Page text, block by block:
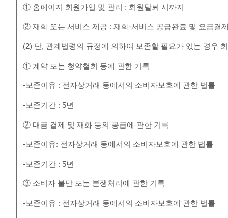
① 홈페이지 회원가입 및 관리 : 회원탈퇴 시까지
② 재화 또는 서비스 제공 : 재화·서비스 공급완료 및 요금결
(2) 단, 관계법령의 규정에 의하여 보존할 필요가 있는 경우
① 계약 또는 청약철회 등에 관한 기록
-보존이유 : 전자상거래 등에서의 소비자보호에 관한 법률
-보존기간 : 5년
② 대금 결제 및 재화 등의 공급에 관한 기록
-보존이유: 전자상거래 등에서의 소비자보호에 관한 법률
-보존기간 : 5년
③ 소비자 불만 또는 분쟁처리에 관한 기록
-보존이유 : 전자상거래 등에서의 소비자보호에 관한 법률